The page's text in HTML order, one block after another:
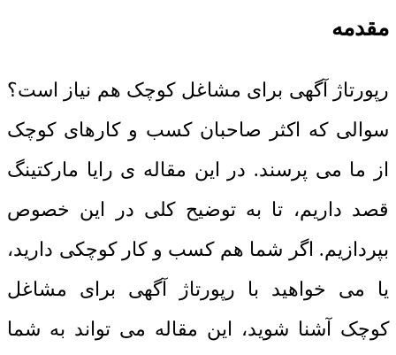
مقدمه
رپورتاژ آگهی برای مشاغل کوچک هم نیاز است؟
سوالی که اکثر صاحبان کسب و کارهای کوچک
از ما می پرسند. در این مقاله ی رایا مارکتینگ
قصد داریم، تا به توضیح کلی در این خصوص
بپردازیم. اگر شما هم کسب و کار کوچکی دارید،
یا می خواهید با رپورتاژ آگهی برای مشاغل
کوچک آشنا شوید، این مقاله می تواند به شما